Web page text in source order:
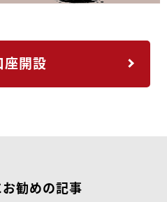
座開設
勧めの記事